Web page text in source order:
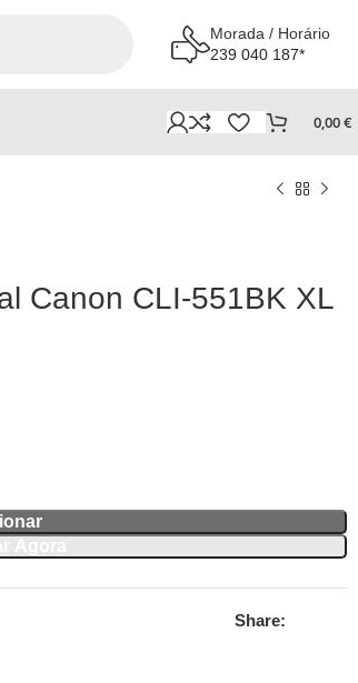
Morada / Horário
239 040 187*
0,00€
Canon CLI-551BK XL
Share: